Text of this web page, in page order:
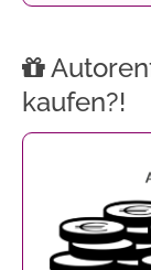
kaufen?!